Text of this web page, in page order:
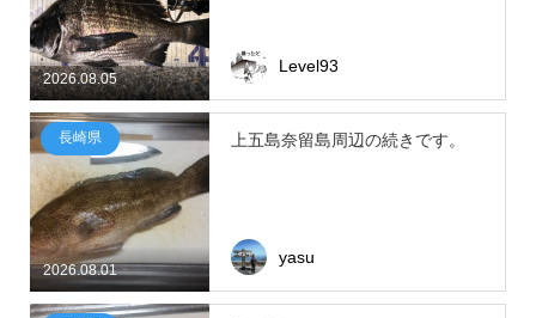
2026.08.05
Level93
2026.08.01
長崎県 上五島奈留島周辺の続きです。
yasu